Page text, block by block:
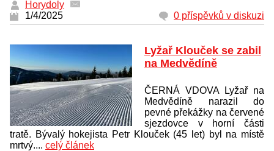
Horydoly
1/4/2025
0 příspěvků v diskuzi
Lyžař Klouček se zabil
na Medvědíně
ČERNÁ VDOVA Lyžař na
Medvědíně narazil do
pevné překážky na červené
sjezdovce v horní části
tratě. Bývalý hokejista Petr Klouček (45 let) byl na místě
mrtvý.... celý článek